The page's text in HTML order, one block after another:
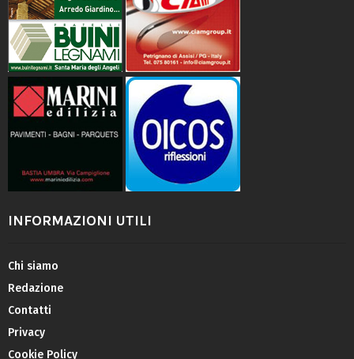
INFORMAZIONI UTILI
Chi siamo
Redazione
Contatti
Privacy
Cookie Policy